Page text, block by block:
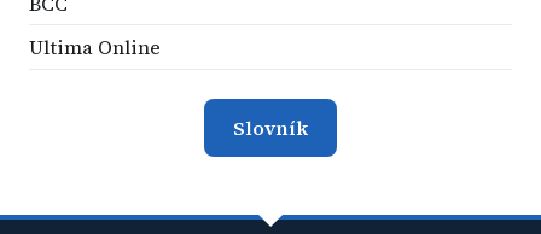
Ultima Online
Slovník